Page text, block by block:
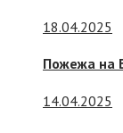
18.04.2025
Пожежа на
14.04.2025